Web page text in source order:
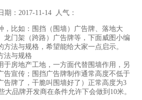
期：2017-11-14 人气：
比如：围挡（围墙）广告牌、落地大
龙门架（跨路）广告牌等，下面威图小编
法与规格，希望能给大家一点启示。
与规格
房地产工地，一方面代替围墙作用，另
告宣传；围挡广告牌制作通常高度不低于
告牌了，干脆叫围墙好了）正常高度为3
大品牌开发商在条件允许下会做到10米。